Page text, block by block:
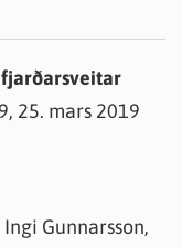
25. mars 2019
Gunnarsson,